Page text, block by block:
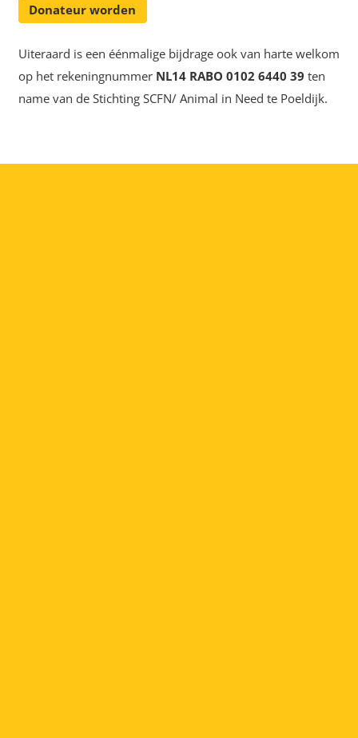
Donateur worden
Uiteraard is een éénmalige bijdrage ook van harte welkom
op het rekeningnummer NL14 RABO 0102 6440 39 ten
name van de Stichting SCFN/ Animal in Need te Poeldijk.